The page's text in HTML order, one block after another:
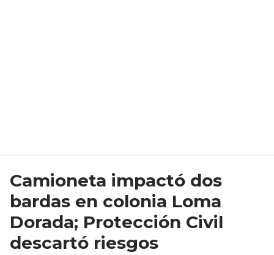
Camioneta impactó dos
bardas en colonia Loma
Dorada; Protección Civil
descartó riesgos